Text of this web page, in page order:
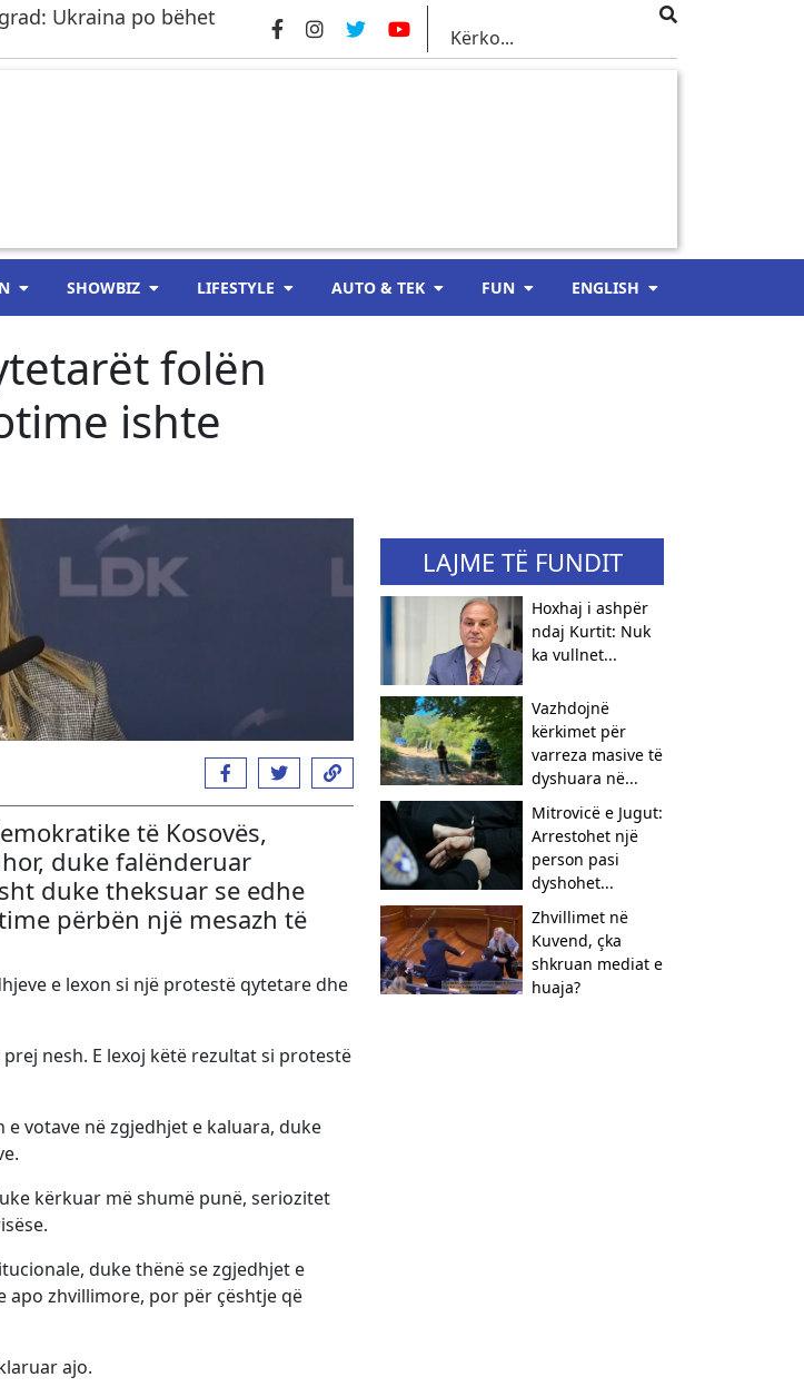
Ukraina po bëhet
SHOWBIZ LIFESTYLE AUTO & TEK FUN ENGLISH
folën
ishte
të Kosovës,
duke falënderuar
duke theksuar se edhe
përbën një mesazh të
e lexon si një protestë qytetare dhe
nesh. E lexoj këtë rezultat si protestë
votave në zgjedhjet e kaluara, duke
kërkuar më shumë punë, seriozitet
duke thënë se zgjedhjet e
zhvillimore, por për çështje që
ajo.
LAJME TË FUNDIT
Hoxhaj i ashpër
ndaj Kurtit: Nuk
ka vullnet...
Vazhdojnë
kërkimet për
varreza masive të
dyshuara në...
Mitrovicë e Jugut:
Arrestohet një
person pasi
dyshohet...
Zhvillimet në
Kuvend, çka
shkruan mediat e
huaja?